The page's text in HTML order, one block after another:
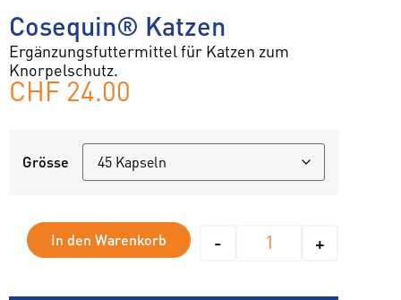
Cosequin® Katzen
Ergänzungsfuttermittel für Katzen zum
Knorpelschutz.
CHF 24.00
Grösse
- +
In den Warenkorb Alternative: